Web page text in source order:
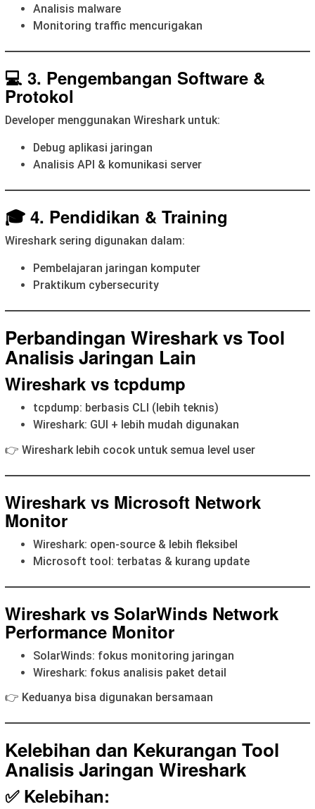
Analisis malware
Monitoring traffic mencurigakan
💻 3. Pengembangan Software &
Protokol
Developer menggunakan Wireshark untuk:
Debug aplikasi jaringan
Analisis API & komunikasi server
🎓 4. Pendidikan & Training
Wireshark sering digunakan dalam:
Pembelajaran jaringan komputer
Praktikum cybersecurity
Perbandingan Wireshark vs Tool
Analisis Jaringan Lain
Wireshark vs tcpdump
tcpdump: berbasis CLI (lebih teknis)
Wireshark: GUI + lebih mudah digunakan
👉 Wireshark lebih cocok untuk semua level user
Wireshark vs Microsoft Network
Monitor
Wireshark: open-source & lebih fleksibel
Microsoft tool: terbatas & kurang update
Wireshark vs SolarWinds Network
Performance Monitor
SolarWinds: fokus monitoring jaringan
Wireshark: fokus analisis paket detail
👉 Keduanya bisa digunakan bersamaan
Kelebihan dan Kekurangan Tool
Analisis Jaringan Wireshark
✅ Kelebihan: